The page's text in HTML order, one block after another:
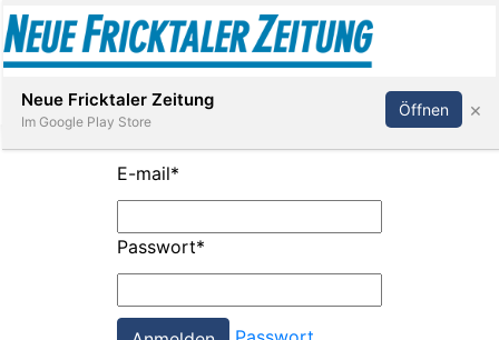
Abonnieren Anmelden
E-mail*
Passwort*
Neue Fricktaler Zeitung
Im Google Play Store
Öffnen ×